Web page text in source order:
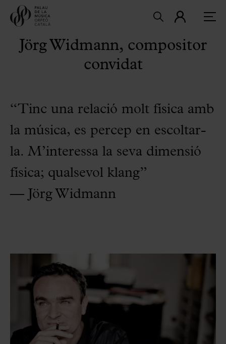
Jörg Widmann, compositor
convidat
“Tinc una relació molt física amb
la música, es percep en escoltar-
la. M’interessa la seva dimensió
física; qualsevol klang”
— Jörg Widmann